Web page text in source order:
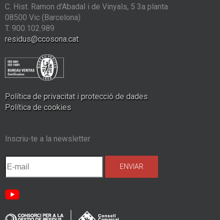
C. Hist. Ramon d'Abadal i de Vinyals, 5 3a planta
08500 Vic (Barcelona)
T. 900.102.989
residus@ccosona.cat
Política de privacitat i protecció de dades
Política de cookies
Inscriu-te a la newsletter